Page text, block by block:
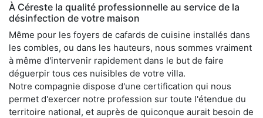
À Céreste la qualité professionnelle au service de la
désinfection de votre maison
Même pour les foyers de cafards de cuisine installés dans
les combles, ou dans les hauteurs, nous sommes vraiment
à même d'intervenir rapidement dans le but de faire
déguerpir tous ces nuisibles de votre villa.
Notre compagnie dispose d'une certification qui nous
permet d'exercer notre profession sur toute l'étendue du
territoire national, et auprès de quiconque aurait besoin de